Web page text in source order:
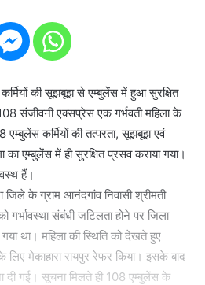
की सूझबूझ से एम्बुलेंस में हुआ सुरक्षित
संजीवनी एक्सप्रेस एक गर्भवती महिला के
एम्बुलेंस कर्मियों की तत्परता, सूझबूझ एवं
एम्बुलेंस में ही सुरक्षित प्रसव कराया गया।
हैं।
जिले के ग्राम आनंदगांव निवासी श्रीमती
गर्भावस्था संबंधी जटिलता होने पर जिला
गया था। महिला की स्थिति को देखते हुए
मेकाहारा रायपुर रेफर किया। इसके बाद
दी गई। सूचना मिलते ही 108 एम्बुलेंस के